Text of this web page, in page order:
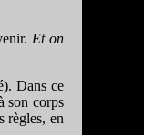
Et on
Dans ce
son corps
règles, en